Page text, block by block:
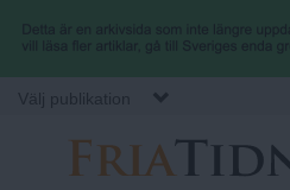
Hoppa till
Välj publikation